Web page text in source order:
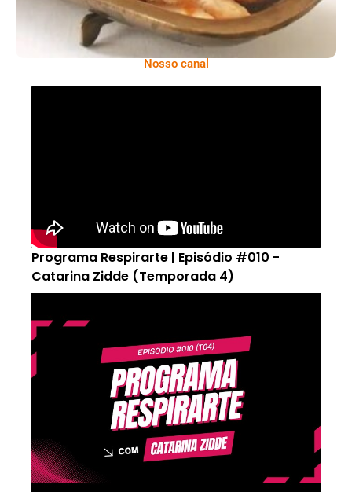
Nosso canal
Programa Respirarte | Episódio #010 -
Catarina Zidde (Temporada 4)